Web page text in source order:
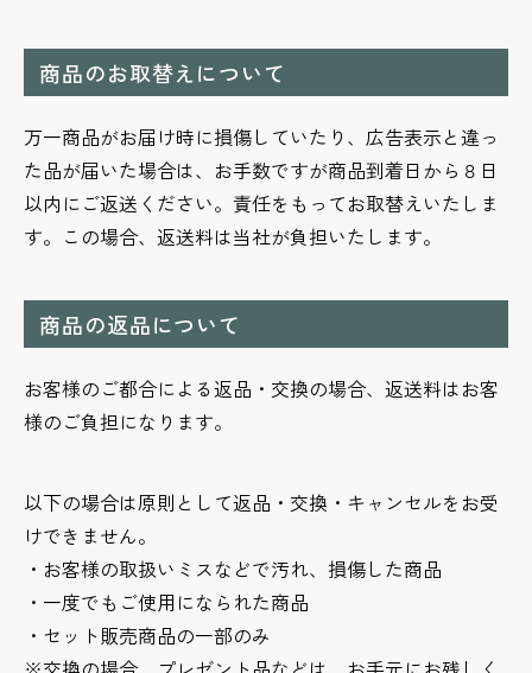
商品のお取替えについて
万一商品がお届け時に損傷していたり、広告表示と違っ
た品が届いた場合は、お手数ですが商品到着日から８日
以内にご返送ください。責任をもってお取替えいたしま
す。この場合、返送料は当社が負担いたします。
商品の返品について
お客様のご都合による返品・交換の場合、返送料はお客
様のご負担になります。
以下の場合は原則として返品・交換・キャンセルをお受
けできません。
・お客様の取扱いミスなどで汚れ、損傷した商品
・一度でもご使用になられた商品
・セット販売商品の一部のみ